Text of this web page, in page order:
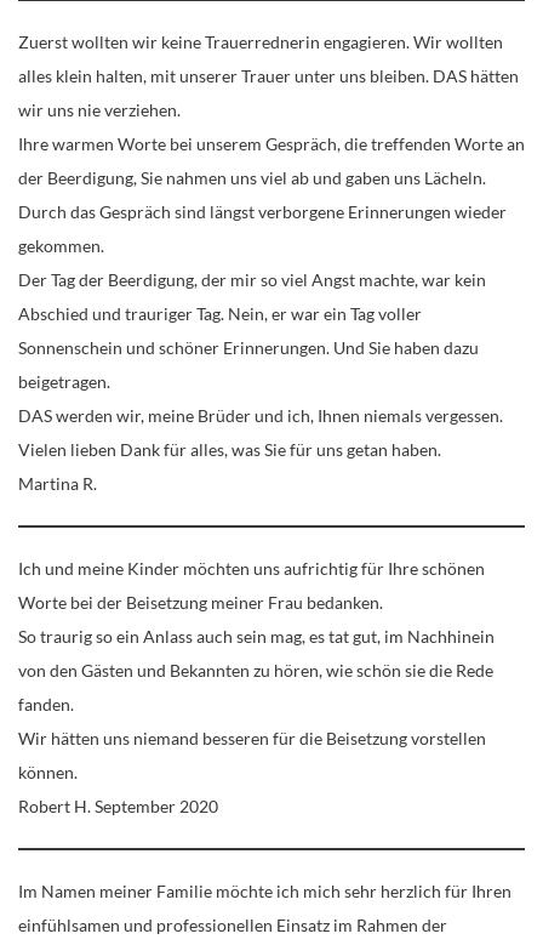
Zuerst wollten wir keine Trauerrednerin engagieren. Wir wollten
alles klein halten, mit unserer Trauer unter uns bleiben. DAS hätten
wir uns nie verziehen.
Ihre warmen Worte bei unserem Gespräch, die treffenden Worte an
der Beerdigung, Sie nahmen uns viel ab und gaben uns Lächeln.
Durch das Gespräch sind längst verborgene Erinnerungen wieder
gekommen.
Der Tag der Beerdigung, der mir so viel Angst machte, war kein
Abschied und trauriger Tag. Nein, er war ein Tag voller
Sonnenschein und schöner Erinnerungen. Und Sie haben dazu
beigetragen.
DAS werden wir, meine Brüder und ich, Ihnen niemals vergessen.
Vielen lieben Dank für alles, was Sie für uns getan haben.
Martina R.
Ich und meine Kinder möchten uns aufrichtig für Ihre schönen
Worte bei der Beisetzung meiner Frau bedanken.
So traurig so ein Anlass auch sein mag, es tat gut, im Nachhinein
von den Gästen und Bekannten zu hören, wie schön sie die Rede
fanden.
Wir hätten uns niemand besseren für die Beisetzung vorstellen
können.
Robert H. September 2020
Im Namen meiner Familie möchte ich mich sehr herzlich für Ihren
einfühlsamen und professionellen Einsatz im Rahmen der